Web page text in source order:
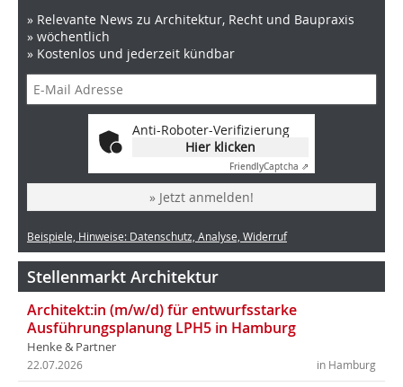
» Relevante News zu Architektur, Recht und Baupraxis
» wöchentlich
» Kostenlos und jederzeit kündbar
Anti-Roboter-Verifizierung
Hier klicken
FriendlyCaptcha ⇗
» Jetzt anmelden!
Beispiele, Hinweise: Datenschutz, Analyse, Widerruf
Stellenmarkt Architektur
Architekt:in (m/w/d) für entwurfsstarke
Ausführungsplanung LPH5 in Hamburg
Henke & Partner
in Hamburg
22.07.2026